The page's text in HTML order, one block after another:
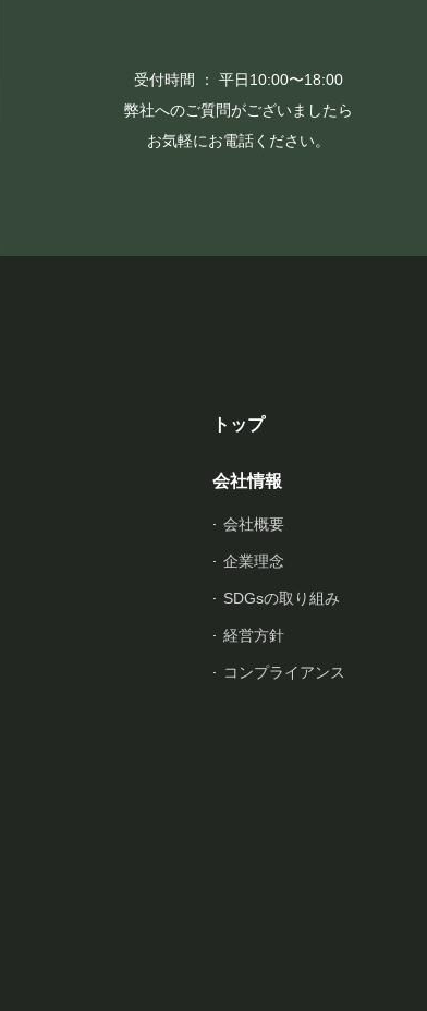
受付時間 ： 平日10:00〜18:00
弊社へのご質問がございましたら
お気軽にお電話ください。
トップ
会社情報
会社概要
企業理念
SDGsの取り組み
経営方針
コンプライアンス